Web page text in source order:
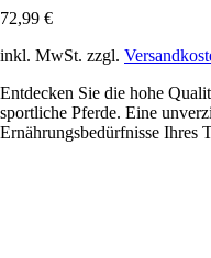
72,99 €
inkl. MwSt. zzgl.
Entdecken Sie die hohe
sportliche Pferde. Eine
Ernährungsbedürfnisse Ihres